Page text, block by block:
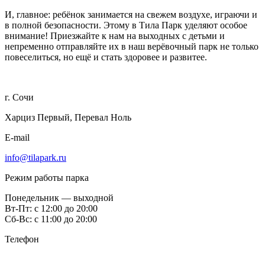
И, главное: ребёнок занимается на свежем воздухе, играючи и
в полной безопасности. Этому в Тила Парк уделяют особое
внимание! Приезжайте к нам на выходных с детьми и
непременно отправляйте их в наш верёвочный парк не только
повеселиться, но ещё и стать здоровее и развитее.
г. Сочи
Харциз Первый, Перевал Ноль
E-mail
info@tilapark.ru
Режим работы парка
Понедельник — выходной
Вт-Пт: с 12:00 до 20:00
Сб-Вс: с 11:00 до 20:00
Телефон